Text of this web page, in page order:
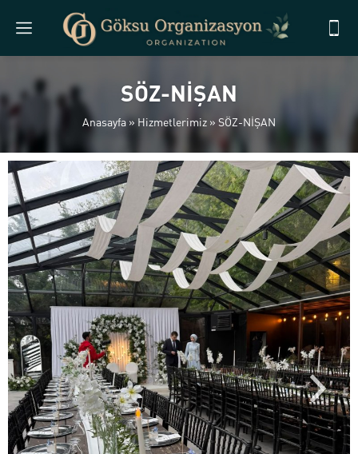
SÖZ-NİŞAN
Anasayfa »Hizmetlerimiz » SÖZ-NİŞAN